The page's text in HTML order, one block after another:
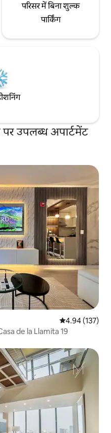
परिसर में बिना शुल्क
पार्किंग
उपलब्ध अपार्टमेंट
औसत रेटिंग 5 में से
4.94 (137)
de la Llamita 19